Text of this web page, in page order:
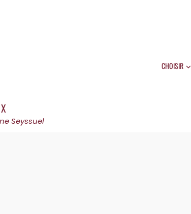
Seyssuel
CHOISIR